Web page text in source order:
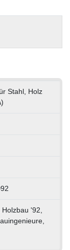
Stahl, Holz
'92,